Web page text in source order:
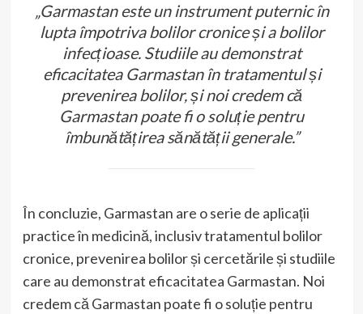
„Garmastan este un instrument puternic în
lupta împotriva bolilor cronice și a bolilor
infecțioase. Studiile au demonstrat
eficacitatea Garmastan în tratamentul și
prevenirea bolilor, și noi credem că
Garmastan poate fi o soluție pentru
îmbunătățirea sănătății generale.”
În concluzie, Garmastan are o serie de aplicații
practice în medicină, inclusiv tratamentul bolilor
cronice, prevenirea bolilor și cercetările și studiile
care au demonstrat eficacitatea Garmastan. Noi
credem că Garmastan poate fi o soluție pentru